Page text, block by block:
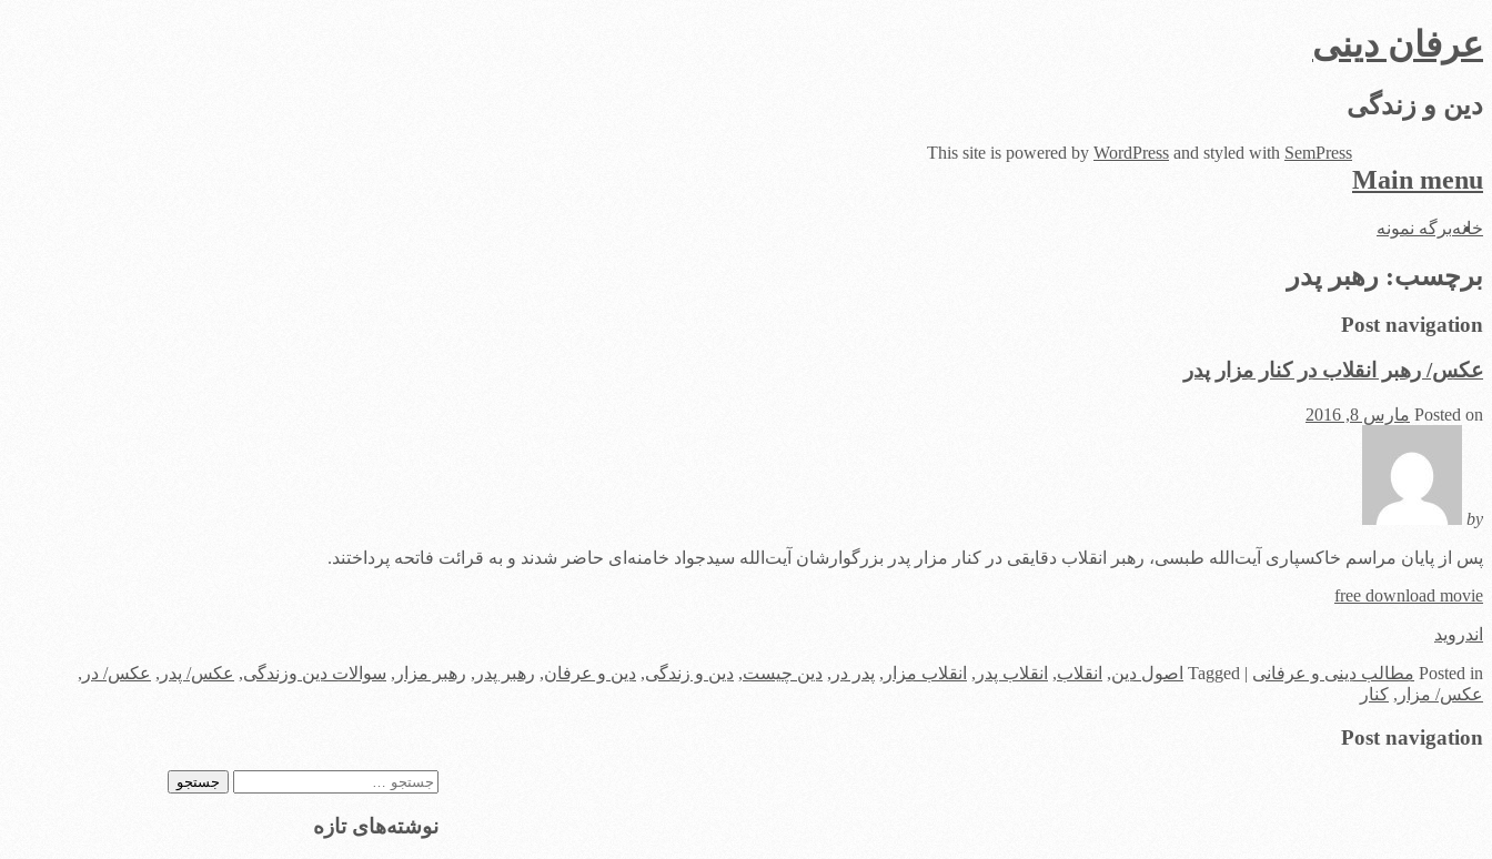
عرفان دینی
دین و زندگی
Main menu
Skip
خانهبرگه نمونه
برچسب: رهبر پدر
Post navigation
عکس/ رهبر انقلاب در کنار مزار پدر
Posted on مارس 8, 2016
by
پس از پایان مراسم خاکسپاری آیت‌الله طبسی، رهبر انقلاب دقایقی در کنار مزار پدر بزرگوارشان آیت‌الله سیدجواد خامنه‌ای حاضر شدند و به قرائت فاتحه پرداختند.
free download movie
اندروید
Posted in مطالب دینی و عرفانی |
Tagged اصول دین, انقلاب, انقلاب پدر , انقلاب مزار , پدر در , دین چیست, دین و زندگی, دین و عرفان, رهبر پدر , رهبر مزار , سوالات دین وزندگی, عکس/ پدر , عکس/ در ,
عکس/ مزار , کنار
Post navigation
جستجو
نوشته‌های تازه
This site is powered by WordPress and styled with SemPress